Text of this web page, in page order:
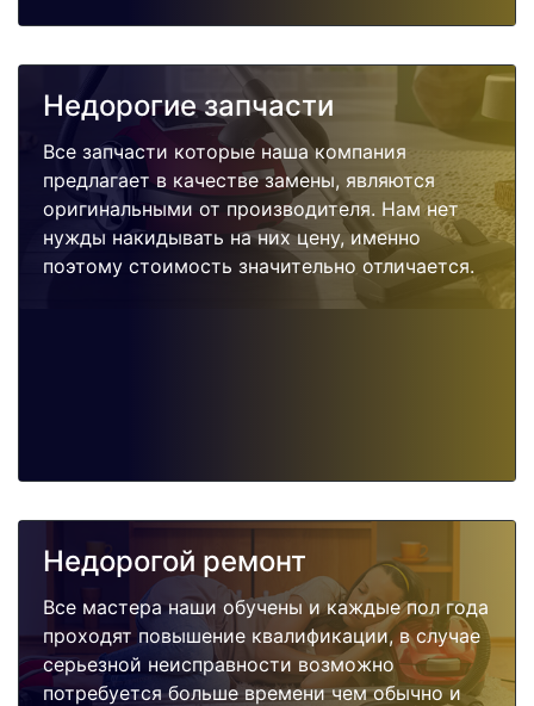
Недорогие запчасти
Все запчасти которые наша компания
предлагает в качестве замены, являются
оригинальными от производителя. Нам нет
нужды накидывать на них цену, именно
поэтому стоимость значительно отличается.
Недорогой ремонт
Все мастера наши обучены и каждые пол года
проходят повышение квалификации, в случае
серьезной неисправности возможно
потребуется больше времени чем обычно и